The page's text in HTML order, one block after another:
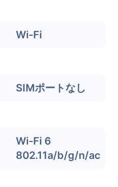
Wi-Fi
SIMポートなし
Wi-Fi 6
802.11a/b/g/n/ac